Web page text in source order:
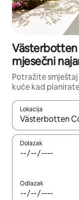
mjesečni
Potražite
kuće kad
Lokacija
Kada budu
Dolazak
Odlazak